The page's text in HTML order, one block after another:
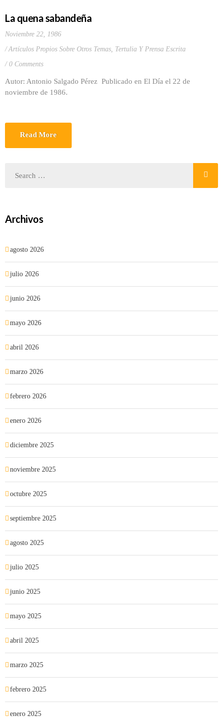
La quena sabandeña
Noviembre 22, 1986
Artículos Propios Sobre Otros Temas, Tertulia Y Prensa Escrita
0 Comments
Autor: Antonio Salgado Pérez Publicado en El Día el 22 de
noviembre de 1986.
Read More
Archivos
agosto 2026
julio 2026
junio 2026
mayo 2026
abril 2026
marzo 2026
febrero 2026
enero 2026
diciembre 2025
noviembre 2025
octubre 2025
septiembre 2025
agosto 2025
julio 2025
junio 2025
mayo 2025
abril 2025
marzo 2025
febrero 2025
enero 2025